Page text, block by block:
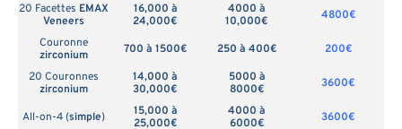
20 Facettes EMAX
Veneers
16,000 à
24,000€
4000 à
10,000€
4800€
Couronne
zirconium
700 à 1500€ 250 à 400€
200€
20 Couronnes
zirconium
14,000 à
30,000€
5000 à
8000€
3600€
All-on-4 (simple)
15,000 à
25,000€
4000 à
6000€
3600€